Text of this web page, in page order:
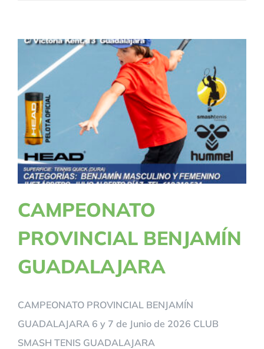
CAMPEONATO
PROVINCIAL BENJAMÍN
GUADALAJARA
CAMPEONATO PROVINCIAL BENJAMÍN
GUADALAJARA 6 y 7 de Junio de 2026 CLUB
SMASH TENIS GUADALAJARA